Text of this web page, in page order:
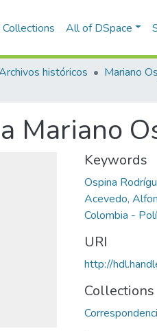
All of DSpace
históricos
Mariano
Keywords
Ospina
Acevedo,
Colombia -
URI
http://
Collections